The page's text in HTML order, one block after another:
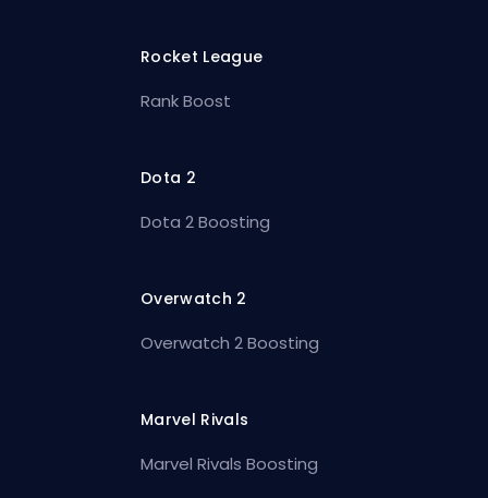
Rocket League
Rank Boost
Dota 2
Dota 2 Boosting
Overwatch 2
Overwatch 2 Boosting
Marvel Rivals
Marvel Rivals Boosting